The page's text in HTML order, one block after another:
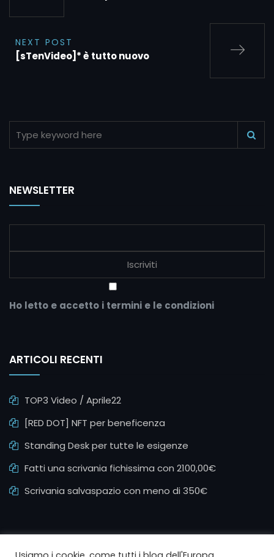
NEXT POST
[sTenVideo]* è tutto nuovo
NEWSLETTER
Ho letto e accetto i termini e le condizioni
ARTICOLI RECENTI
TOP3 Video / Aprile22
[RED DOT] NFT per beneficenza
Standing Desk per tutte le esigenze
Fatti una scrivania fichissima con 2100,00€
Scrivania salvaspazio con meno di 350€